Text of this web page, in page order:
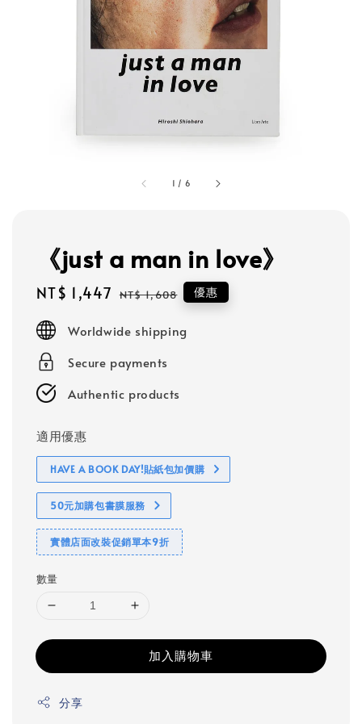
1 / 6
《just a man in love》
Sale
NT$ 1,447 Regular
NT$ 1,608 優惠
Worldwide shipping
Secure payments
Authentic products
適用優惠
HAVE A BOOK DAY!貼紙包加價購
50元加購包書膜服務
實體店面改裝促銷單本9折
數量
加入購物車
分享